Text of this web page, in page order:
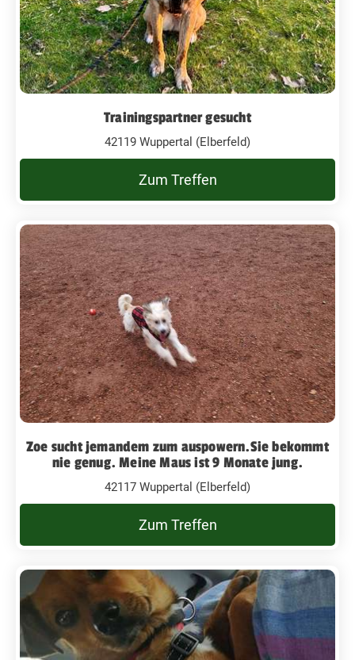
Trainingspartner gesucht
42119 Wuppertal (Elberfeld)
Zum Treffen
Zoe sucht jemandem zum auspowern.Sie bekommt
nie genug. Meine Maus ist 9 Monate jung.
42117 Wuppertal (Elberfeld)
Zum Treffen